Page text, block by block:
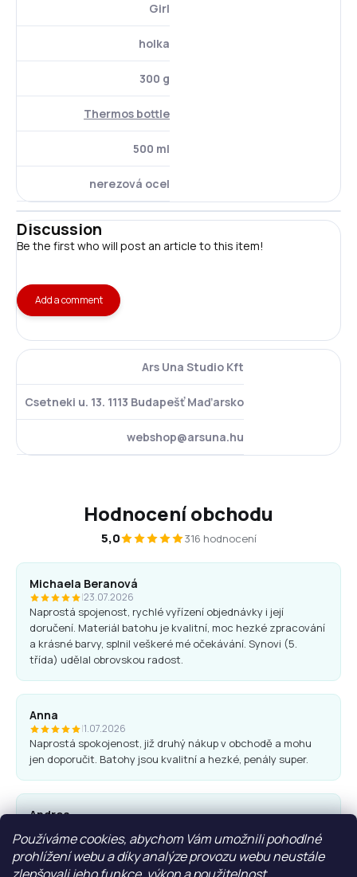
Používáme cookies, abychom Vám umožnili pohodlné
prohlížení webu a díky analýze provozu webu neustále
Girl
holka
300 g
Thermos bottle
500 ml
nerezová ocel
Discussion
Be the first who will post an article to this item!
Add a comment
Ars Una Studio Kft
Csetneki u. 13. 1113 Budapešť Maďarsko
webshop@arsuna.hu
Hodnocení obchodu
5,0 316 hodnocení
Michaela Beranová
|23.07.2026
Naprostá spojenost, rychlé vyřízení objednávky i její
doručení. Materiál batohu je kvalitní, moc hezké zpracování
a krásné barvy, splnil veškeré mé očekávání. Synovi (5.
třída) udělal obrovskou radost.
Anna
|1.07.2026
Naprostá spokojenost, již druhý nákup v obchodě a mohu
jen doporučit. Batohy jsou kvalitní a hezké, penály super.
Andrea
Komunikace obchodu i nákup proběhl bez problémů. Vřele
doporučuji.